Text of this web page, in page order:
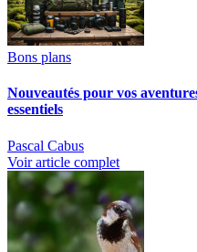
Bons plans
Nouveautés pour vos
essentiels
Pascal Cabus
Voir article complet